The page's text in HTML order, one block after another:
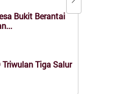
Bukit Berantai
Triwulan Tiga Salur